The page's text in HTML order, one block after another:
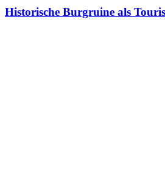
Historische Burgruine als